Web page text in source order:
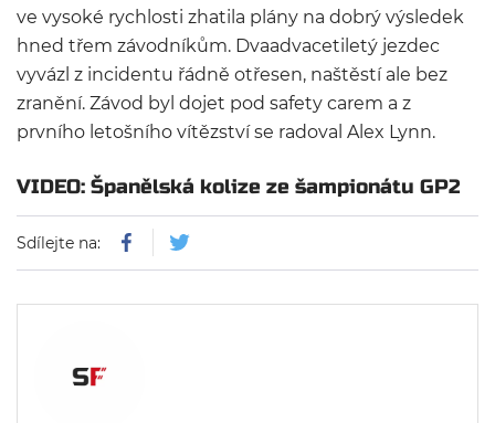
ve vysoké rychlosti zhatila plány na dobrý výsledek
hned třem závodníkům. Dvaadvacetiletý jezdec
vyvázl z incidentu řádně otřesen, naštěstí ale bez
zranění. Závod byl dojet pod safety carem a z
prvního letošního vítězství se radoval Alex Lynn.
VIDEO: Španělská kolize ze šampionátu GP2
Sdílejte na: